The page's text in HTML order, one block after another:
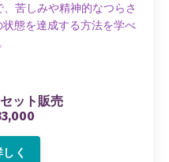
苦しみや精神的なつらさ
態を達成する方法を学べ
ット販売
く